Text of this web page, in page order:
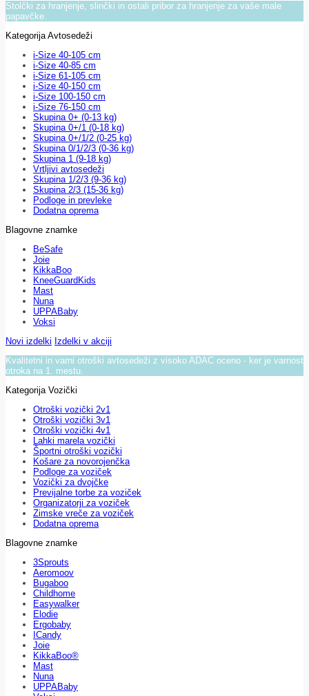
Stolčki za hranjenje, slinčki in ostali pribor za hranjenje za vaše male
papavčke.
Kategorija Avtosedeži
i-Size 40-105 cm
i-Size 40-85 cm
i-Size 61-105 cm
i-Size 40-150 cm
i-Size 100-150 cm
i-Size 76-150 cm
Skupina 0+ (0-13 kg)
Skupina 0+/1 (0-18 kg)
Skupina 0+/1/2 (0-25 kg)
Skupina 0/1/2/3 (0-36 kg)
Skupina 1 (9-18 kg)
Vrtljivi avtosedeži
Skupina 1/2/3 (9-36 kg)
Skupina 2/3 (15-36 kg)
Podloge in prevleke
Dodatna oprema
Blagovne znamke
BeSafe
Joie
KikkaBoo
KneeGuardKids
Mast
Nuna
UPPABaby
Voksi
Novi izdelki Izdelki v akciji
Kvalitetni in varni otroški avtosedeži z visoko ADAC oceno - ker je varnost
otroka na 1. mestu.
Kategorija Vozički
Otroški vozički 2v1
Otroški vozički 3v1
Otroški vozički 4v1
Lahki marela vozički
Športni otroški vozički
Košare za novorojenčka
Podloge za voziček
Vozički za dvojčke
Previjalne torbe za voziček
Organizatorji za voziček
Zimske vreče za voziček
Dodatna oprema
Blagovne znamke
3Sprouts
Aeromoov
Bugaboo
Childhome
Easywalker
Elodie
Ergobaby
ICandy
Joie
KikkaBoo®
Mast
Nuna
UPPABaby